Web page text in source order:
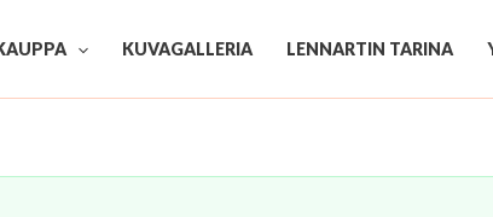
KUVAGALLERIA LENNARTIN TARINA